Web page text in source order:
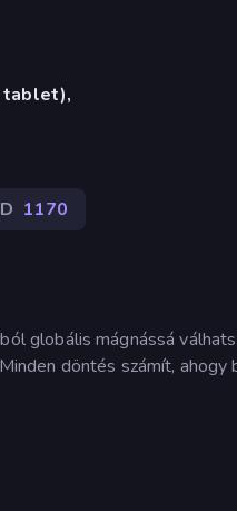
tablet),
1170
globális mágnássá
döntés számít, ahogy